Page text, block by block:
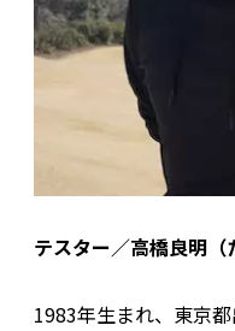
テスター／高橋良明（
1983年生まれ、東京